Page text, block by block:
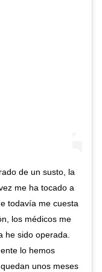
de un susto, la
me ha tocado a
todavía me cuesta
los médicos me
he sido operada.
lo hemos
unos meses